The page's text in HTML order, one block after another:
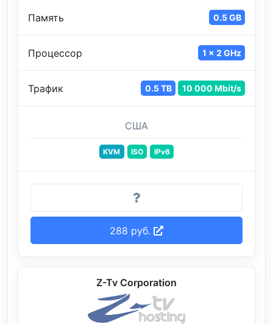
Память 0.5 GB
Процессор 1 x 2 GHz
Трафик 0.5 TB 10 000 Mbit/s
США
KVM ISO IPv6
288 руб.
Z-Tv Corporation